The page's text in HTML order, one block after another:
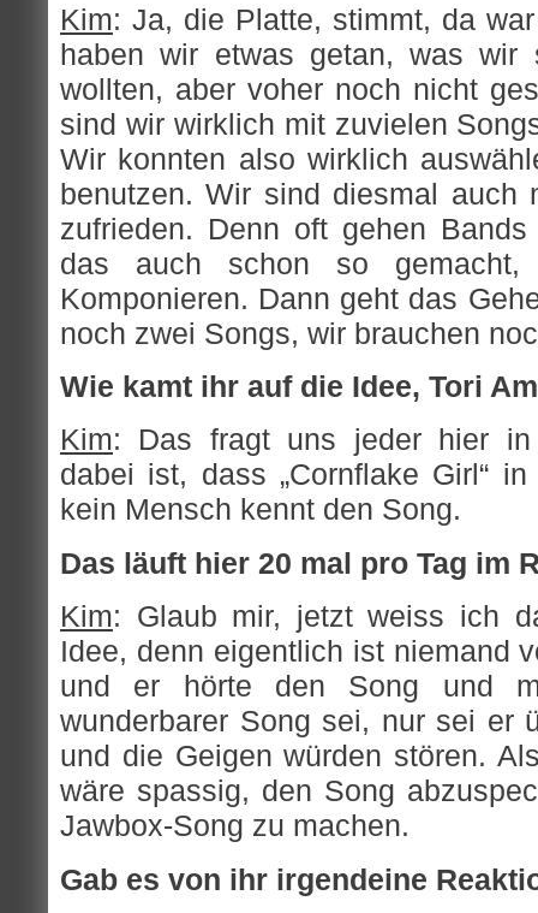
Kim: Ja, die Platte, stimmt, da
haben wir etwas getan, was wir
wollten, aber voher noch nicht
sind wir wirklich mit zuvielen
Wir konnten also wirklich
benutzen. Wir sind diesmal auch
zufrieden. Denn oft gehen
das auch schon so
Komponieren. Dann geht das
noch zwei Songs, wir brauchen
Wie kamt ihr auf die Idee, Tori
Kim: Das fragt uns jeder hier in
dabei ist, dass „Cornflake Girl“
kein Mensch kennt den Song.
Das läuft hier 20 mal pro Tag im
Kim: Glaub mir, jetzt weiss ich
Idee, denn eigentlich ist niemand
und er hörte den Song und
wunderbarer Song sei, nur sei er
und die Geigen würden stören.
wäre spassig, den Song
Jawbox-Song zu machen.
Gab es von ihr irgendeine